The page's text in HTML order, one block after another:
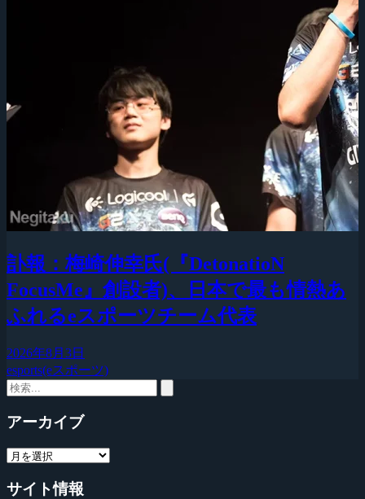
訃報：梅崎伸幸氏(『DetonatioN
FocusMe』創設者)、日本で最も情熱あ
ふれるeスポーツチーム代表
2026年8月3日
esports(eスポーツ)
アーカイブ
サイト情報